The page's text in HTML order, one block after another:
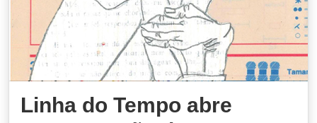
Linha do Tempo abre